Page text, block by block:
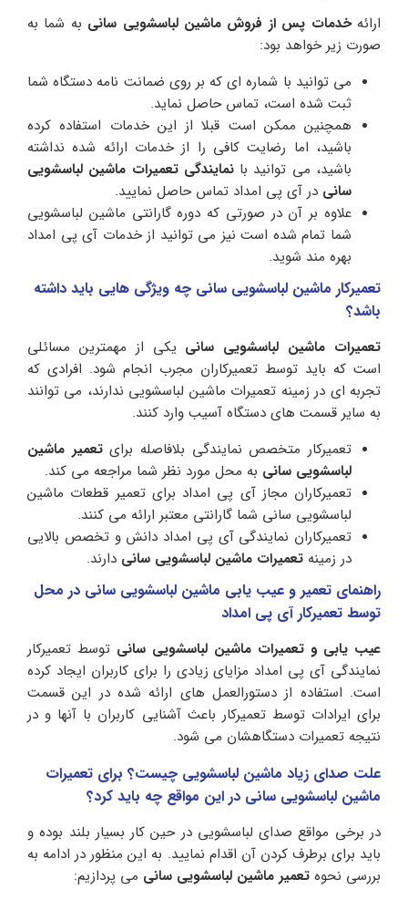
ارائهخدمات پس از فروش ماشین لباسشویی سانی به شما به
صورت زیر خواهد بود:
می توانید با شماره ای که بر روی ضمانت نامه دستگاه شما
ثبت شده است، تماس حاصل نماید.
همچنین ممکن است قبلا از این خدمات استفاده کرده
باشید، اما رضایت کافی را از خدمات ارائه شده نداشته
باشید، می توانید بانمایندگی تعمیرات ماشین لباسشویی
سانی در آی پی امداد تماس حاصل نمایید.
علاوه بر آن در صورتی که دوره گارانتی ماشین لباسشویی
شما تمام شده است نیز می توانید از خدمات آی پی امداد
بهره مند شوید.
تعمیرکار ماشین لباسشویی سانی چه ویژگی هایی باید داشته
باشد؟
تعمیرات ماشین لباسشویی سانی یکی از مهمترین مسائلی
است که باید توسط تعمیرکاران مجرب انجام شود. افرادی که
تجربه ای در زمینه تعمیرات ماشین لباسشویی ندارند، می توانند
به سایر قسمت های دستگاه آسیب وارد کنند.
تعمیرکار متخصص نمایندگی بلافاصله برایتعمیر ماشین
لباسشویی سانی به محل مورد نظر شما مراجعه می کند.
تعمیرکاران مجاز آی پی امداد برای تعمیر قطعات ماشین
لباسشویی سانی شما گارانتی معتبر ارائه می کنند.
تعمیرکاران نمایندگی آی پی امداد دانش و تخصص بالایی
در زمینه تعمیرات ماشین لباسشویی سانی دارند.
راهنمای تعمیر و عیب یابی ماشین لباسشویی سانی در محل
توسط تعمیرکار آی پی امداد
عیب یابی و تعمیرات ماشین لباسشویی سانی توسط تعمیرکار
نمایندگی آی پی امداد مزایای زیادی را برای کاربران ایجاد کرده
است. استفاده از دستورالعمل های ارائه شده در این قسمت
برای ایرادات توسط تعمیرکار باعث آشنایی کاربران با آنها و در
نتیجه تعمیرات دستگاهشان می شود.
علت صدای زیاد ماشین لباسشویی چیست؟ برای تعمیرات
ماشین لباسشویی سانی در این مواقع چه باید کرد؟
در برخی مواقع صدای لباسشویی در حین کار بسیار بلند بوده و
باید برای برطرف کردن آن اقدام نمایید. به این منظور در ادامه به
بررسی نحوه تعمیر ماشین لباسشویی سانی می پردازیم: